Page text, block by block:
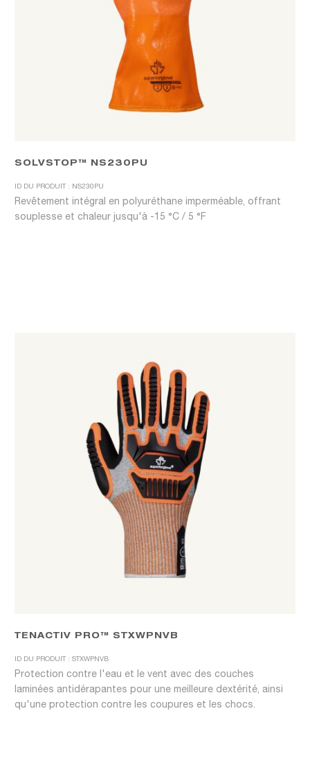
SOLVSTOP™ NS230PU
ID DU PRODUIT : NS230PU
Revêtement intégral en polyuréthane imperméable, offrant
souplesse et chaleur jusqu'à -15 °C / 5 °F
TENACTIV PRO™ STXWPNVB
ID DU PRODUIT : STXWPNVB
Protection contre l'eau et le vent avec des couches
laminées antidérapantes pour une meilleure dextérité, ainsi
qu'une protection contre les coupures et les chocs.